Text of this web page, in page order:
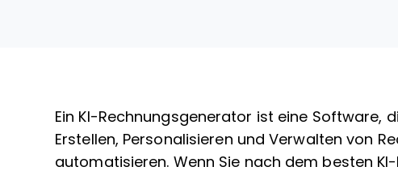
Ein KI-Rechnungsgenerator ist eine Software,
Erstellen, Personalisieren und Verwalten von
automatisieren. Wenn Sie nach dem besten